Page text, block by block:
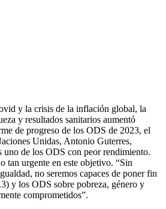
y la crisis de la inflación global, la
y resultados sanitarios aumentó
de progreso de los ODS de 2023, el
Unidas, Antonio Guterres,
uno de los ODS con peor rendimiento.
tan urgente en este objetivo. “Sin
no seremos capaces de poner fin
y los ODS sobre pobreza, género y
comprometidos”.